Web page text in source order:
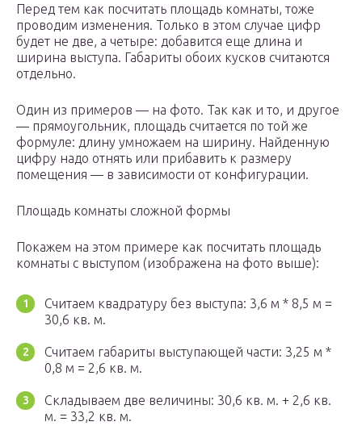
Перед тем как посчитать площадь комнаты, тоже
проводим изменения. Только в этом случае цифр
будет не две, а четыре: добавится еще длина и
ширина выступа. Габариты обоих кусков считаются
отдельно.
Один из примеров — на фото. Так как и то, и другое
— прямоугольник, площадь считается по той же
формуле: длину умножаем на ширину. Найденную
цифру надо отнять или прибавить к размеру
помещения — в зависимости от конфигурации.
Площадь комнаты сложной формы
Покажем на этом примере как посчитать площадь
комнаты с выступом (изображена на фото выше):
Считаем квадратуру без выступа: 3,6 м * 8,5 м =
30,6 кв. м.
Считаем габариты выступающей части: 3,25 м *
0,8 м = 2,6 кв. м.
Складываем две величины: 30,6 кв. м. + 2,6 кв.
м. = 33,2 кв. м.